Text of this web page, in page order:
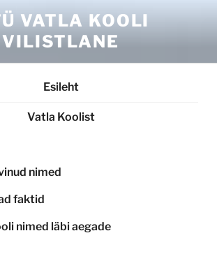
VATLA KOOLI
VILISTLANE
Esileht
Vatla Koolist
nimed
faktid
nimed läbi aegade